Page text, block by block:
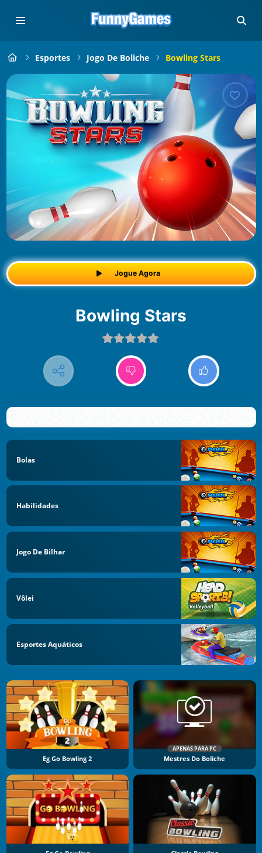
Esportes Jogo De Boliche Bowling Stars
Jogue Agora
Bowling Stars
Bolas
Habilidades
Jogo De Bilhar
Vôlei
Esportes Aquáticos
Eg Go Bowling 2
APENAS PARA PC
Mestres Do Boliche